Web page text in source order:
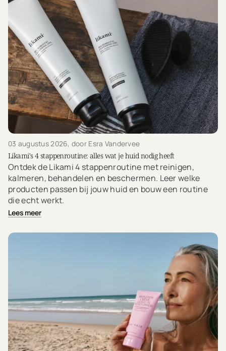
03 augustus 2026, door Esra Vandervee
Likami's 4 stappenroutine: alles wat je huid nodig heeft
Ontdek de Likami 4 stappenroutine met reinigen,
kalmeren, behandelen en beschermen. Leer welke
producten passen bij jouw huid en bouw een routine
die echt werkt.
Lees meer